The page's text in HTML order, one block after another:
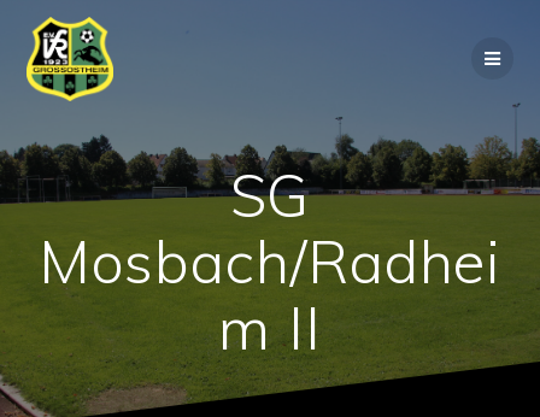
SG
Mosbach/Radhei
m II